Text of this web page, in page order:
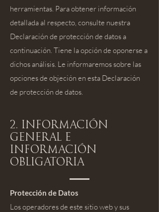
herramientas. Para obtener información
detallada al respecto, consulte nuestra
Declaración de protección de datos a
continuación. Tiene la opción de oponerse a
dichos análisis. Le informaremos sobre las
opciones de objeción en esta Declaración
de protección de datos.
2. Información
general e
información
obligatoria
Protección de Datos
Los operadores de este sitio web y sus